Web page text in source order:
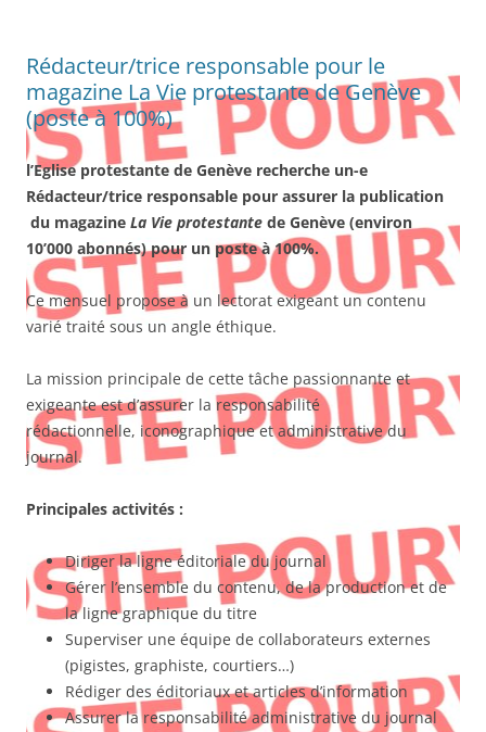
Rédacteur/trice responsable pour le
magazine La Vie protestante de Genève
(poste à 100%)
l’Eglise protestante de Genève recherche un-e
Rédacteur/trice responsable pour assurer la publication
du magazine La Vie protestante de Genève (environ
10’000 abonnés) pour un poste à 100%.
Ce mensuel propose à un lectorat exigeant un contenu
varié traité sous un angle éthique.
La mission principale de cette tâche passionnante et
exigeante est d’assurer la responsabilité
rédactionnelle, iconographique et administrative du
journal.
Principales activités :
Diriger la ligne éditoriale du journal
Gérer l’ensemble du contenu, de la production et de
la ligne graphique du titre
Superviser une équipe de collaborateurs externes
(pigistes, graphiste, courtiers…)
Rédiger des éditoriaux et articles d’information
Assurer la responsabilité administrative du journal